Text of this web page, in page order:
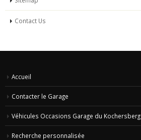
Contact Us
Accueil
Contacter le Garage
Véhicules Occasions Garage du Kochersberg
Recherche personnalisée